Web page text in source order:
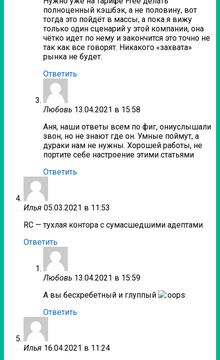
полноценный кэшбэк, а не половину, вот
тогда это пойдёт в массы, а пока я вижу
только один сценарий у этой компании, она
чётко идёт по нему и закончится это точно не
так как все говорят. Никакого «захвата»
рынка не будет.
Ответить
Любовь 13.04.2021 в 15:58
Аня, наши ответы всем по фиг, ониуслышали
звон, но не знают где он. Умные поймут, а
дураки нам не нужны. Хорошей работы, не
портите себе настроение этими статьями
Ответить
Илья 05.03.2021 в 11:53
RC — тухлая контора с сумасшедшими адептами
Ответить
Любовь 13.04.2021 в 15:59
А вы бесхребетный и глуппый
Ответить
Илья 16.04.2021 в 11:24